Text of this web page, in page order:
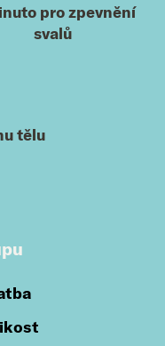
pro zpevnění
svalů
tělu